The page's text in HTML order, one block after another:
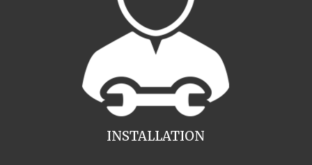
INSTALLATION